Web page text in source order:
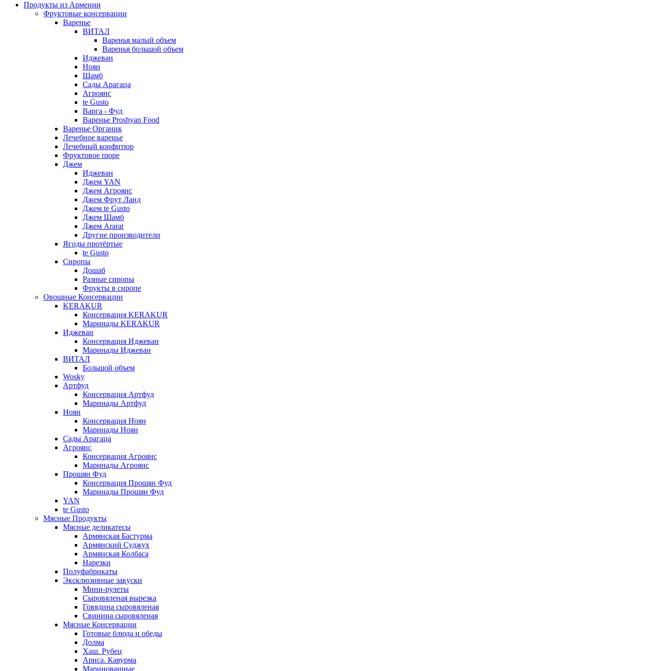
Продукты из Армении
Фруктовые консервации
Варенье
ВИТАЛ
Варенья малый объем
Варенья большой объем
Иджеван
Ноян
Шамб
Сады Арагаца
Агроянс
te Gusto
Варга - Фуд
Варенье Proshyan Food
Варенье Органик
Лечебное варенье
Лечебный конфитюр
Фруктовое пюре
Джем
Иджеван
Джем YAN
Джем Агроянс
Джем Фрут Ланд
Джем te Gusto
Джем Шамб
Джем Ararat
Другие производители
Ягоды протёртые
te Gusto
Сиропы
Дошаб
Разные сиропы
Фрукты в сиропе
Овощные Консервации
KERAKUR
Консервация KERAKUR
Маринады KERAKUR
Иджеван
Консервация Иджеван
Маринады Иджеван
ВИТАЛ
Большой объем
Wosky
Артфуд
Консервация Артфуд
Маринады Артфуд
Ноян
Консервация Ноян
Маринады Ноян
Сады Арагаца
Агроянс
Консервация Агроянс
Маринады Агроянс
Прошян Фуд
Консервация Прошян Фуд
Маринады Прошян Фуд
YAN
te Gusto
Мясные Продукты
Мясные деликатесы
Армянская Бастурма
Армянский Суджух
Армянская Колбаса
Нарезки
Полуфабрикаты
Эксклюзивные закуски
Мини-рулеты
Сыровяленая вырезка
Говядина сыровяленая
Свинина сыровяленая
Мясные Консервации
Готовые блюда и обеды
Долма
Хаш. Рубец
Ариса. Кавурма
Маринованные